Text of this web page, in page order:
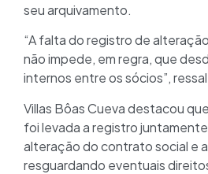
seu arquivamento.
“A falta do registro de
não impede, em regra, que
internos entre os sócios”,
Villas Bôas Cueva destacou
foi levada a registro
alteração do contrato social e
resguardando eventuais